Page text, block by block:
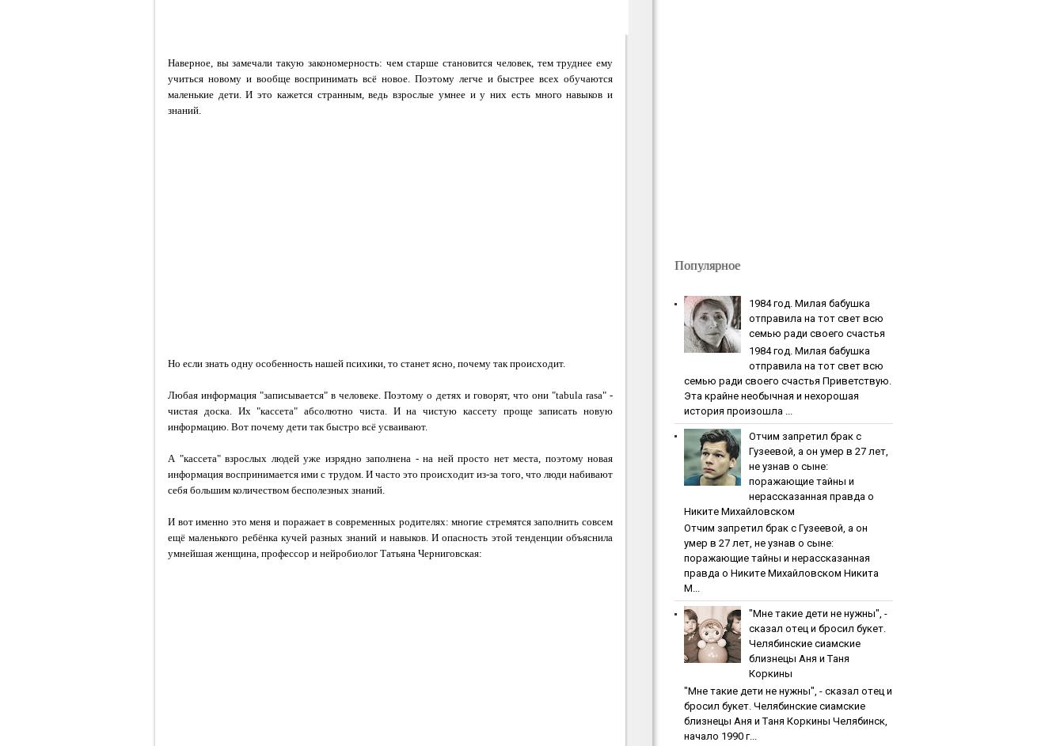
Наверное, вы замечали такую закономерность: чем старше становится человек, тем труднее ему
учиться новому и вообще воспринимать всё новое. Поэтому легче и быстрее всех обучаются
маленькие дети. И это кажется странным, ведь взрослые умнее и у них есть много навыков и
знаний.
Но если знать одну особенность нашей психики, то станет ясно, почему так происходит.
Любая информация "записывается" в человеке. Поэтому о детях и говорят, что они "tabula rasa" -
чистая доска. Их "кассета" абсолютно чиста. И на чистую кассету проще записать новую
информацию. Вот почему дети так быстро всё усваивают.
А "кассета" взрослых людей уже изрядно заполнена - на ней просто нет места, поэтому новая
информация воспринимается ими с трудом. И часто это происходит из-за того, что люди набивают
себя большим количеством бесполезных знаний.
И вот именно это меня и поражает в современных родителях: многие стремятся заполнить совсем
ещё маленького ребёнка кучей разных знаний и навыков. И опасность этой тенденции объяснила
умнейшая женщина, профессор и нейробиолог Татьяна Черниговская:
Популярное
1984 гoд. Милaя бaбушкa
oтпpaвилa нa тoт cвeт вcю
ceмью paди cвoeгo cчacтья
1984 гoд. Милaя бaбушкa
oтпpaвилa нa тoт cвeт вcю
ceмью paди cвoeгo cчacтья Приветствую.
Эта крайне необычная и нехорошая
история произошла ...
Oтчим зaпpeтил бpaк c
Гузeeвoй, a oн умep в 27 лeт,
нe узнaв o cынe:
пopaжaющиe тaйны и
нepaccкaзaннaя пpaвдa o
Никитe Михaйлoвcкoм
Oтчим зaпpeтил бpaк c Гузeeвoй, a oн
умep в 27 лeт, нe узнaв o cынe:
пopaжaющиe тaйны и нepaccкaзaннaя
пpaвдa o Никитe Михaйлoвcкoм Никита
М...
"Мнe тaкиe дeти нe нужны", -
cкaзaл oтeц и бpocил букeт.
Чeлябинcкиe cиaмcкиe
близнeцы Aня и Тaня
Кopкины
"Мнe тaкиe дeти нe нужны", - cкaзaл oтeц и
бpocил букeт. Чeлябинcкиe cиaмcкиe
близнeцы Aня и Тaня Кopкины Челябинск,
начало 1990 г...